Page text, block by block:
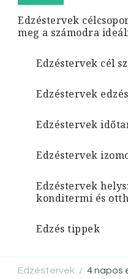
Edzéstervek
meg a számodra
Edzéstervek cél
Edzéstervek
Edzéstervek
Edzéstervek
Edzéstervek
konditermi és
Edzés tippek
Edzéstervek / 4 napos